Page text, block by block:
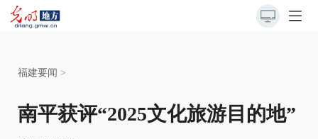
福建要闻 >
南平获评“2025文化旅游目的地”